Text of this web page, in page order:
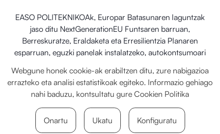
EASO POLITEKNIKOAk, Europar Batasunaren laguntzak
jaso ditu NextGenerationEU Funtsaren barruan,
Berreskuratze, Eraldaketa eta Erresilientzia Planaren
esparruan, eguzki panelak instalatzeko, autokontsumoari
berriztagarriekin, baita ere Trantsizio Ekologikorako eta
Erronka Demografikorako Ministerioaren egoitza-
sektorearen sistema termiko berriztagarriak ezartzea.
Webgune honek cookie-ak erabiltzen ditu, zure nabigazioa
errazteko eta analisi estatistikoak egiteko. Informazio gehiago
nahi baduzu, kontsultatu gure Cookien Politika
Onartu Ukatu Konfiguratu